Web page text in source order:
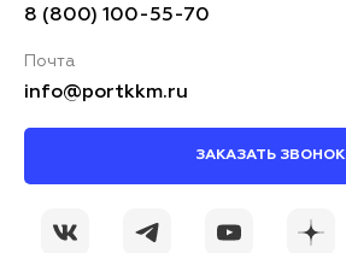
8 (800) 100-55-70
Почта
info@portkkm.ru
ЗАКАЗАТЬ ЗВОНОК